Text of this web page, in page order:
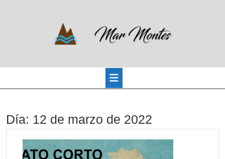
de
apertura
Día: 12 de marzo de 2022